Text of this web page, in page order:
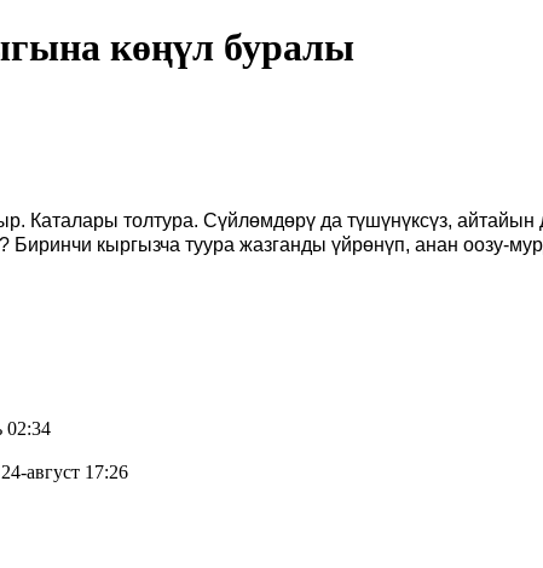
көңүл буралы
Каталары толтура. Сүйлөмдөрү да түшүнүксүз, айтайын
кыргызча туура жазганды үйрөнүп, анан оозу-
02:34
24-август 17:26